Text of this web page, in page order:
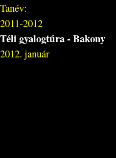
Tanév:
2011-2012
Téli gyalogtúra - Bakony
2012. január